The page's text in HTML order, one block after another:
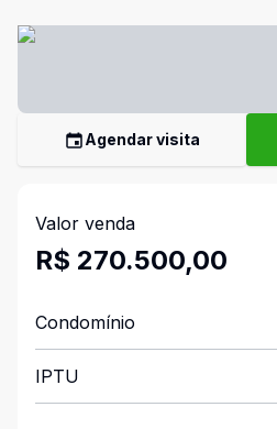
Agendar visita
Valor venda
R$ 270.500,00
Condomínio
IPTU